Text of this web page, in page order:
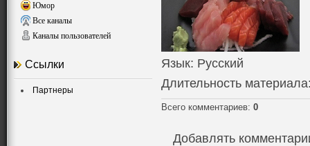
Юмор
Все каналы
Каналы пользователей
Ссылки
Партнеры
Язык: Русский
Длительность материала
Всего комментариев: 0
Добавлять